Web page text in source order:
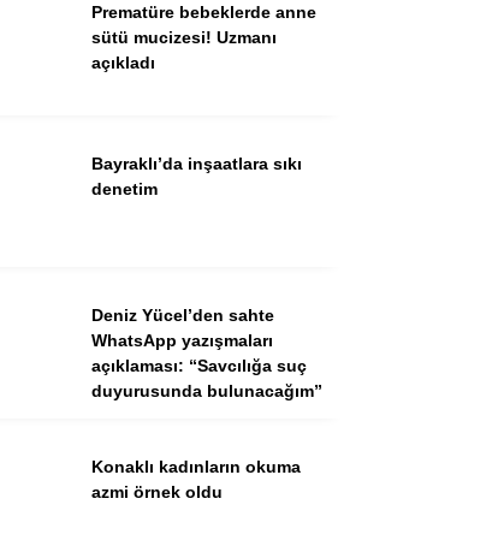
TikTok
Prematüre bebeklerde anne
sütü mucizesi! Uzmanı
açıkladı
Bayraklı’da inşaatlara sıkı
denetim
Deniz Yücel’den sahte
WhatsApp yazışmaları
açıklaması: “Savcılığa suç
duyurusunda bulunacağım”
Konaklı kadınların okuma
azmi örnek oldu